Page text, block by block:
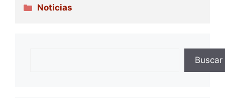
Categorías
Noticias
Buscar